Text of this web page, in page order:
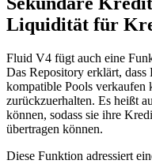
Liquidität für
Fluid V4 fügt auch eine
Das Repository erklärt,
kompatible Pools
zurückzuerhalten. Es heißt
können, sodass sie ihre
übertragen können.
Diese Funktion adressiert